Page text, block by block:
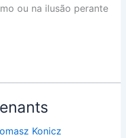
ou na ilusão perante
Konicz